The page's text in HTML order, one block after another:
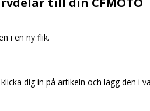
i en ny flik.
dig in på artikeln och lägg den i